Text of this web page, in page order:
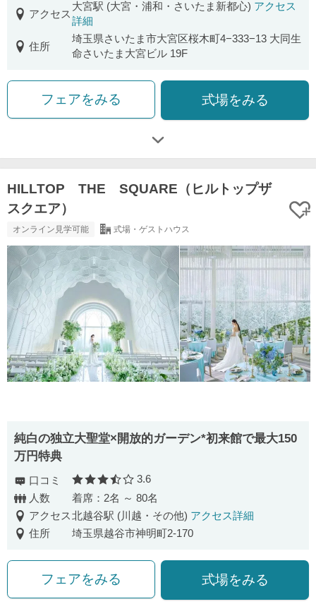
アクセス
大宮駅 (大宮・浦和・さいたま新都心) アクセス
詳細
住所
埼玉県さいたま市大宮区桜木町4−333−13 大同生
命さいたま大宮ビル 19F
フェアをみる 式場をみる
HILLTOP THE SQUARE（ヒルトップザ
スクエア）
オンライン見学可能 式場・ゲストハウス
純白の独立大聖堂×開放的ガーデン*初来館で最大150
万円特典
口コミ 口コミ評価
3.6
人数
着席：2名 ～ 80名
アクセス北越谷駅 (川越・その他) アクセス詳細
住所
埼玉県越谷市神明町2-170
フェアをみる 式場をみる